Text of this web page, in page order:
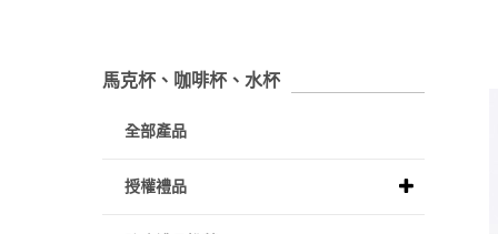
馬克杯、咖啡杯、水杯
全部產品
授權禮品